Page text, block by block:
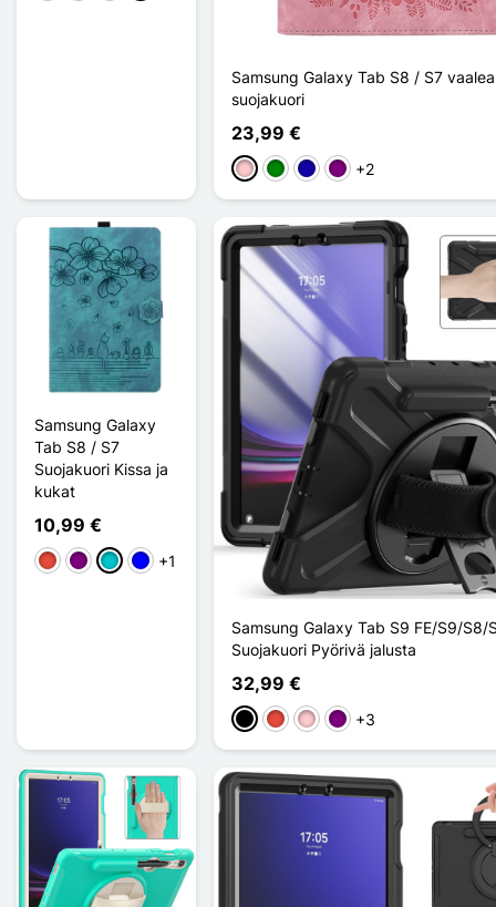
Samsung Galaxy Tab S8 / S7
suojakuori
23,99 €
PinkkiVihreäBleu Foncé
Violet+2
Samsung Galaxy
Tab S8 / S7
Suojakuori Kissa ja
kukat
10,99 €
Punainen
VioletTurquoise
Sininen
+1
Samsung Galaxy Tab S9 FE/S9/S8/
Suojakuori Pyörivä jalusta
32,99 €
MustaPunainen
PinkkiViolet+3